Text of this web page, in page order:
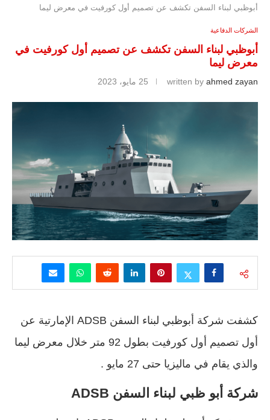
أبوظبي لبناء السفن تكشف عن تصميم أول كورفيت في معرض ليما
الشركات الدفاعية
أبوظبي لبناء السفن تكشف عن تصميم أول كورفيت في
معرض ليما
written by ahmed zayan 25 مايو، 2023
كشفت شركة أبوظبي لبناء السفن ADSB الإمارتية عن
أول تصميم أول كورفيت بطول 92 متر خلال معرض ليما
والذي يقام في ماليزيا حتى 27 مايو .
شركة أبو ظبي لبناء السفن ADSB